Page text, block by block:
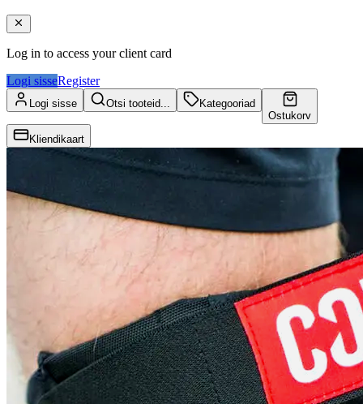
Log in to access your client card
Logi sisseRegister
Logi sisse Otsi tooteid...
Kategooriad
Ostukorv
Kliendikaart